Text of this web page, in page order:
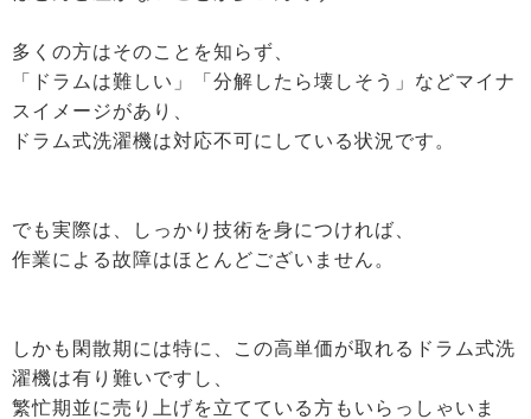
多くの方はそのことを知らず、
「ドラムは難しい」「分解したら壊しそう」などマイナ
スイメージがあり、
ドラム式洗濯機は対応不可にしている状況です。
でも実際は、しっかり技術を身につければ、
作業による故障はほとんどございません。
しかも閑散期には特に、この高単価が取れるドラム式洗
濯機は有り難いですし、
繁忙期並に売り上げを立てている方もいらっしゃいま